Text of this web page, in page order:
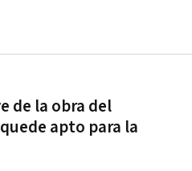
de la obra del
apto para la